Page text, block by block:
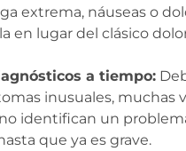
extrema, náuseas o
en lugar del clásico
a tiempo:
inusuales, muchas
identifican un
que ya es grave.